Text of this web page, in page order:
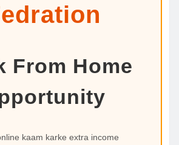
From Home
kaam karke extra income